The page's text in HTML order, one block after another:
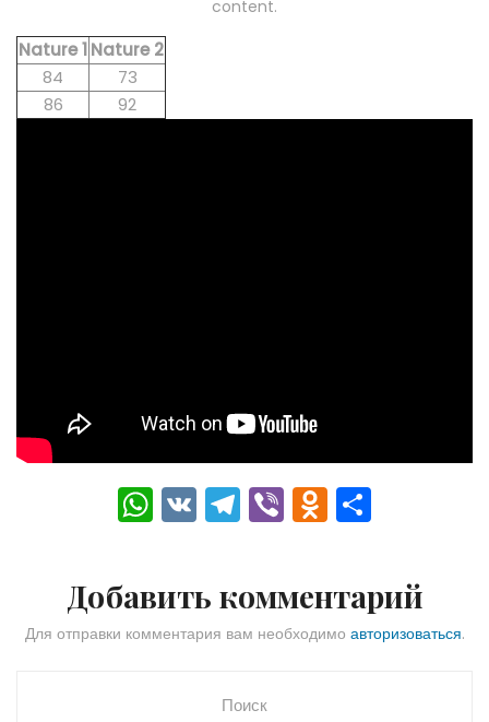
content.
Nature 1Nature 2
84
73
86
92
W
h
ts
A
V
K
T
el
gr
a
Vi
b
O
d
o
kl
а
в
Добавить комментарий
Для отправки комментария вам необходимо авторизоваться.
Поиск